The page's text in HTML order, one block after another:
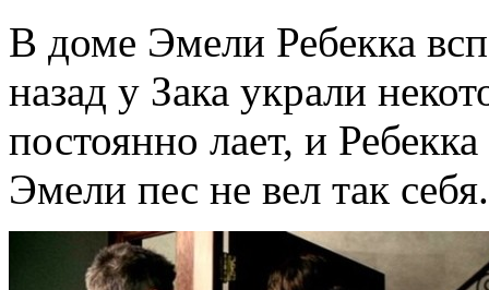
В доме Эмели Ребекка
назад у Зака украли
постоянно лает, и
Эмели пес не вел так себя.